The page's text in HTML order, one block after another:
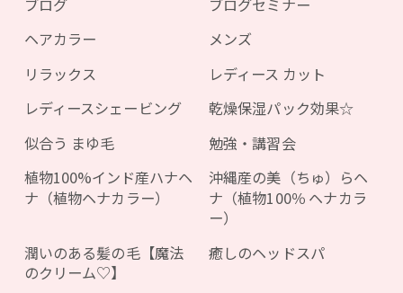
ヘアカラー
メンズ
リラックス
レディース カット
レディースシェービング
乾燥保湿パック効果☆
似合う まゆ毛
勉強・講習会
植物100%インド産ハナヘ
ナ（植物ヘナカラー）
沖縄産の美（ちゅ）らヘ
ナ（植物100％ ヘナカラ
ー）
潤いのある髪の毛【魔法
のクリーム♡】
癒しのヘッドスパ